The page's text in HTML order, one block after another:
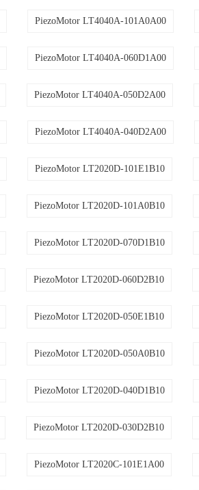
PiezoMotor LT4040A-101A0A00
PiezoMotor LT4040A-060D1A00
PiezoMotor LT4040A-050D2A00
PiezoMotor LT4040A-040D2A00
PiezoMotor LT2020D-101E1B10
PiezoMotor LT2020D-101A0B10
PiezoMotor LT2020D-070D1B10
PiezoMotor LT2020D-060D2B10
PiezoMotor LT2020D-050E1B10
PiezoMotor LT2020D-050A0B10
PiezoMotor LT2020D-040D1B10
PiezoMotor LT2020D-030D2B10
PiezoMotor LT2020C-101E1A00